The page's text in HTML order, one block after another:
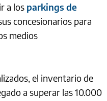
a los parkings de
concesionarios para
medios
el inventario de
a superar las 10.000